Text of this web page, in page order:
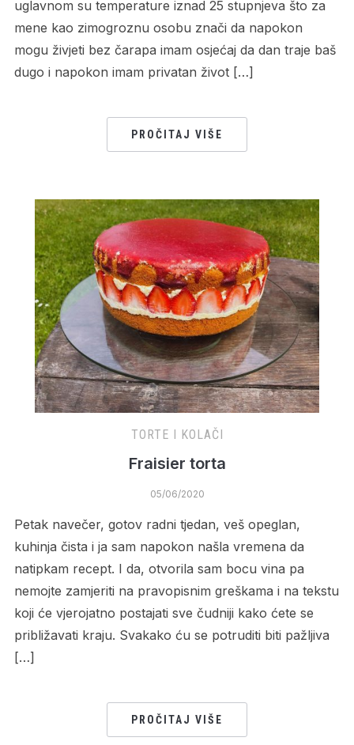
uglavnom su temperature iznad 25 stupnjeva što za
mene kao zimogroznu osobu znači da napokon
mogu živjeti bez čarapa imam osjećaj da dan traje baš
dugo i napokon imam privatan život […]
PROČITAJ VIŠE
TORTE I KOLAČI
Fraisier torta
05/06/2020
Petak navečer, gotov radni tjedan, veš opeglan,
kuhinja čista i ja sam napokon našla vremena da
natipkam recept. I da, otvorila sam bocu vina pa
nemojte zamjeriti na pravopisnim greškama i na tekstu
koji će vjerojatno postajati sve čudniji kako ćete se
približavati kraju. Svakako ću se potruditi biti pažljiva
[…]
PROČITAJ VIŠE